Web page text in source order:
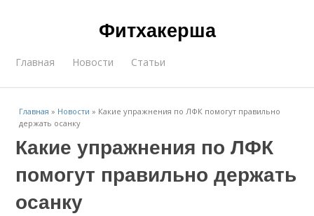
Фитхакерша
Главная Новости Статьи
Главная » Новости » Какие упражнения по ЛФК помогут правильно
держать осанку
Какие упражнения по ЛФК
помогут правильно держать
осанку